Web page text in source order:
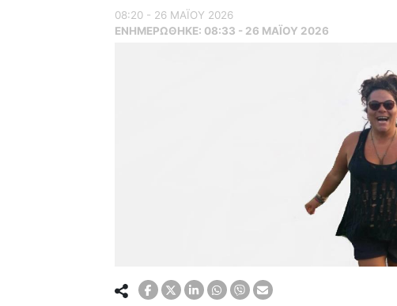
08:20 - 26 ΜΑΪ́ΟΥ 2026
ΕΝΗΜΕΡΏΘΗΚΕ: 08:33 - 26 ΜΑΪ́ΟΥ 2026